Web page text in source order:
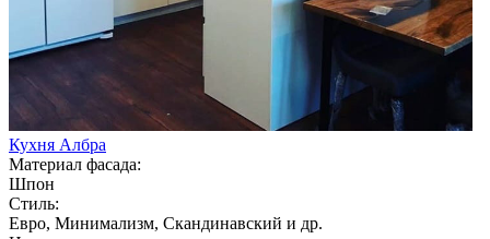
Кухня Албра
Материал фасада:
Шпон
Стиль:
Евро, Минимализм, Скандинавский и др.